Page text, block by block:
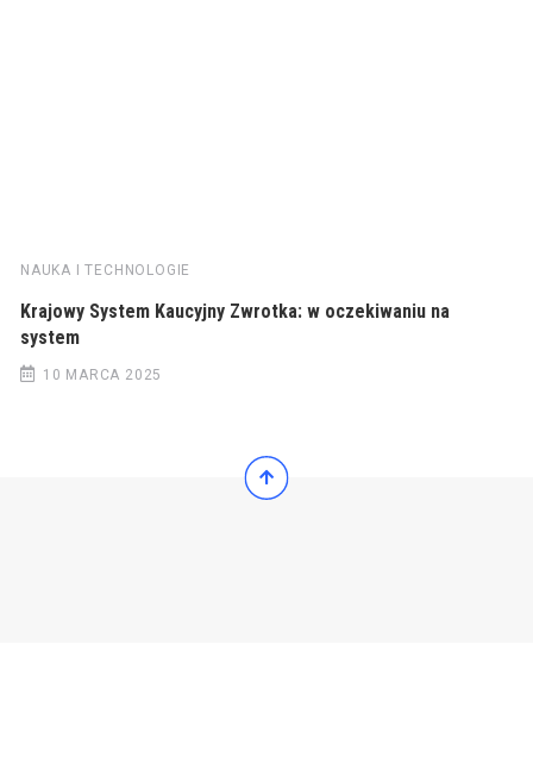
NAUKA I TECHNOLOGIE
Krajowy System Kaucyjny Zwrotka: w oczekiwaniu na
system
10 MARCA 2025